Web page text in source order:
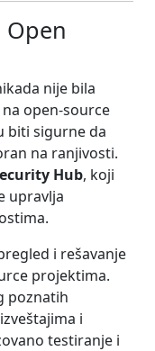
Open
nije bila
open-source
biti sigurne da
na ranjivosti.
Hub, koji
upravlja
i rešavanje
projektima.
poznatih
i
testiranje i